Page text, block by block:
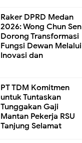
Raker DPRD Medan
2026: Wong Chun Sen
Dorong Transformasi
Fungsi Dewan Melalui
Inovasi dan
PT TDM Komitmen
untuk Tuntaskan
Tunggakan Gaji
Mantan Pekerja RSU
Tanjung Selamat